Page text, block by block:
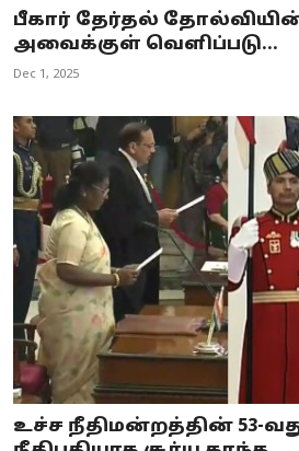
பீகார் தேர்தல்
அவைக்குள் வெளிப்படு...
Dec 1, 2025
உச்ச நீதிமன்றத்தின் 53-